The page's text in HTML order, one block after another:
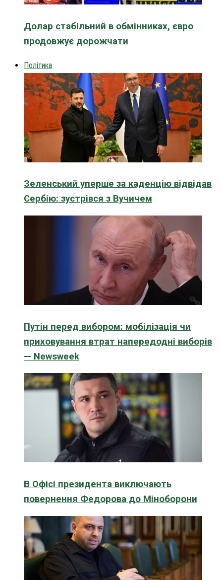
Долар стабільний в обмінниках, євро
продовжує дорожчати
Політика
Зеленський уперше за каденцію відвідав
Сербію: зустрівся з Вучичем
Путін перед вибором: мобілізація чи
приховування втрат напередодні виборів
— Newsweek
В Офісі президента виключають
повернення Федорова до Міноборони